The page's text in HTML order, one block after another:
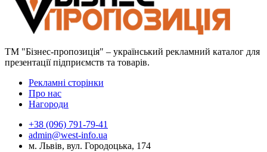
ТМ "Бізнес-пропозиція" – український рекламний каталог для
презентації підприємств та товарів.
Рекламні сторінки
Про нас
Нагороди
+38 (096) 791-79-41
admin@west-info.ua
м. Львів, вул. Городоцька, 174